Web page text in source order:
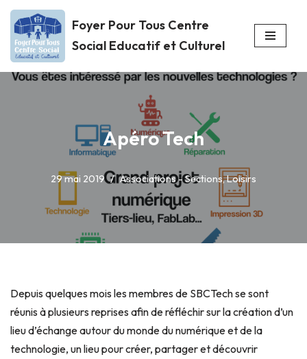
Aller
au
contenu
Foyer Pour Tous Centre
Social Educatif et Culturel
Apéro Tech
29 mai 2019 Associations - Sections,Loisirs
Depuis quelques mois les membres de SBCTech se sont
réunis à plusieurs reprises afin de réfléchir sur la création d’un
lieu d’échange autour du monde du numérique et de la
technologie, un lieu pour créer, partager et découvrir